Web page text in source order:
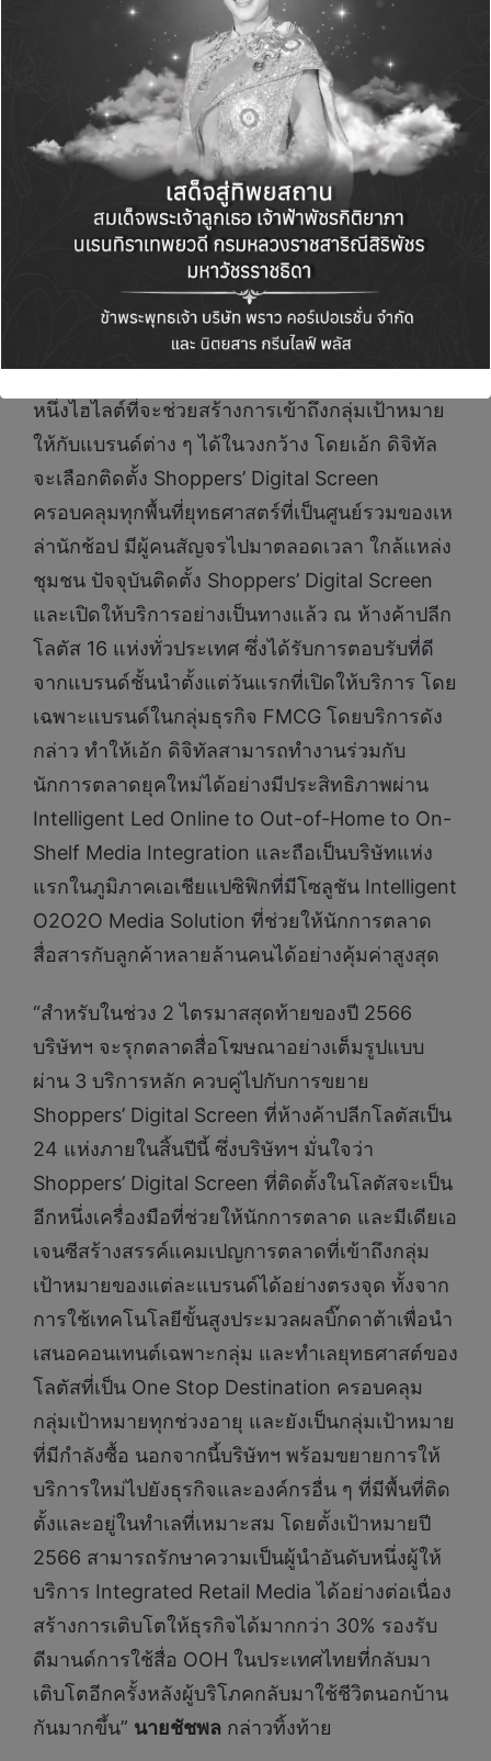
นอกจากจุดเด่นดังกล่าวแล้ว “ทำเลพื้นที่” ก็เป็นอีก
หนึ่งไฮไลต์ที่จะช่วยสร้างการเข้าถึงกลุ่มเป้าหมาย
ให้กับแบรนด์ต่าง ๆ ได้ในวงกว้าง โดยเอ้ก ดิจิทัล
จะเลือกติดตั้ง Shoppers’ Digital Screen
ครอบคลุมทุกพื้นที่ยุทธศาสตร์ที่เป็นศูนย์รวมของเห
ล่านักช้อป มีผู้คนสัญจรไปมาตลอดเวลา ใกล้แหล่ง
ชุมชน ปัจจุบันติดตั้ง Shoppers’ Digital Screen
และเปิดให้บริการอย่างเป็นทางแล้ว ณ ห้างค้าปลีก
โลตัส 16 แห่งทั่วประเทศ ซึ่งได้รับการตอบรับที่ดี
จากแบรนด์ชั้นนำตั้งแต่วันแรกที่เปิดให้บริการ โดย
เฉพาะแบรนด์ในกลุ่มธุรกิจ FMCG โดยบริการดัง
กล่าว ทำให้เอ้ก ดิจิทัลสามารถทำงานร่วมกับ
นักการตลาดยุคใหม่ได้อย่างมีประสิทธิภาพผ่าน
Intelligent Led Online to Out-of-Home to On-
Shelf Media Integration และถือเป็นบริษัทแห่ง
แรกในภูมิภาคเอเชียแปซิฟิกที่มีโซลูชัน Intelligent
O2O2O Media Solution ที่ช่วยให้นักการตลาด
สื่อสารกับลูกค้าหลายล้านคนได้อย่างคุ้มค่าสูงสุด
“สำหรับในช่วง 2 ไตรมาสสุดท้ายของปี 2566
บริษัทฯ จะรุกตลาดสื่อโฆษณาอย่างเต็มรูปแบบ
ผ่าน 3 บริการหลัก ควบคู่ไปกับการขยาย
Shoppers’ Digital Screen ที่ห้างค้าปลีกโลตัสเป็น
24 แห่งภายในสิ้นปีนี้ ซึ่งบริษัทฯ มั่นใจว่า
Shoppers’ Digital Screen ที่ติดตั้งในโลตัสจะเป็น
อีกหนึ่งเครื่องมือที่ช่วยให้นักการตลาด และมีเดียเอ
เจนซีสร้างสรรค์แคมเปญการตลาดที่เข้าถึงกลุ่ม
เป้าหมายของแต่ละแบรนด์ได้อย่างตรงจุด ทั้งจาก
การใช้เทคโนโลยีขั้นสูงประมวลผลบิ๊กดาต้าเพื่อนำ
เสนอคอนเทนต์เฉพาะกลุ่ม และทำเลยุทธศาสต์ของ
โลตัสที่เป็น One Stop Destination ครอบคลุม
กลุ่มเป้าหมายทุกช่วงอายุ และยังเป็นกลุ่มเป้าหมาย
ที่มีกำลังซื้อ นอกจากนี้บริษัทฯ พร้อมขยายการให้
บริการใหม่ไปยังธุรกิจและองค์กรอื่น ๆ ที่มีพื้นที่ติด
ตั้งและอยู่ในทำเลที่เหมาะสม โดยตั้งเป้าหมายปี
2566 สามารถรักษาความเป็นผู้นำอันดับหนึ่งผู้ให้
บริการ Integrated Retail Media ได้อย่างต่อเนื่อง
สร้างการเติบโตให้ธุรกิจได้มากกว่า 30% รองรับ
ดีมานด์การใช้สื่อ OOH ในประเทศไทยที่กลับมา
เติบโตอีกครั้งหลังผู้บริโภคกลับมาใช้ชีวิตนอกบ้าน
กันมากขึ้น” นายชัชพล กล่าวทิ้งท้าย